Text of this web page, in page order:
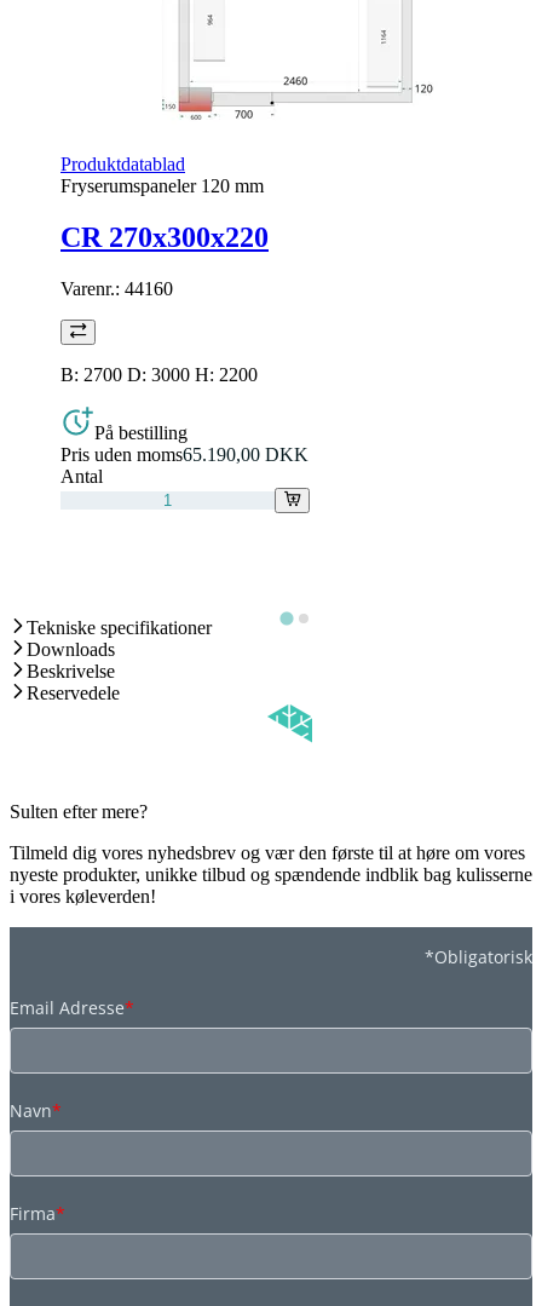
Produktdatablad
Fryserumspaneler 120 mm
CR 270x300x220
Varenr.: 44160
B: 2700 D: 3000 H: 2200
På bestilling
Pris uden moms65.190,00 DKK
Antal
Tekniske specifikationer
Downloads
Beskrivelse
Reservedele
Sulten efter mere?
Tilmeld dig vores nyhedsbrev og vær den første til at høre om vores
nyeste produkter, unikke tilbud og spændende indblik bag kulisserne
i vores køleverden!
*Obligatorisk
Email Adresse*
Navn*
Firma*